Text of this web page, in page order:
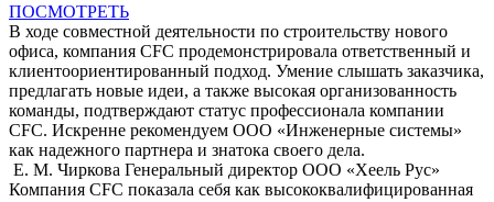
ПОСМОТРЕТЬ
В ходе совместной деятельности по строительству нового
офиса, компания CFC продемонстрировала ответственный и
клиентоориентированный подход. Умение слышать заказчика,
предлагать новые идеи, а также высокая организованность
команды, подтверждают статус профессионала компании
CFC. Искренне рекомендуем ООО «Инженерные системы»
как надежного партнера и знатока своего дела.
Е. М. Чиркова Генеральный директор ООО «Хеель Рус»
Компания CFC показала себя как высококвалифицированная